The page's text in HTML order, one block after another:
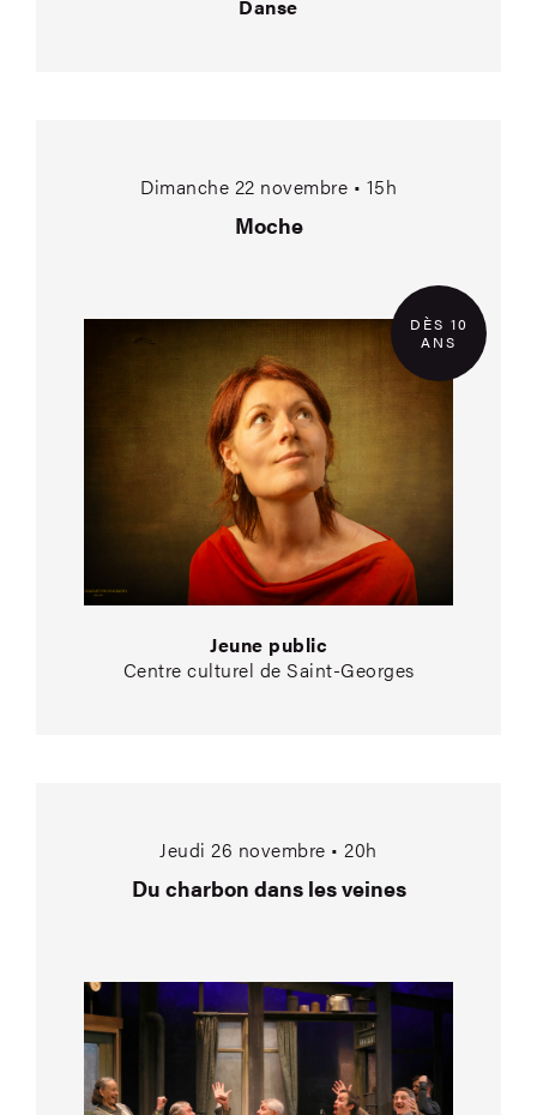
Danse
Dimanche 22 novembre • 15h
Moche
DÈS 10
ANS
Jeune public
Centre culturel de Saint-Georges
Jeudi 26 novembre • 20h
Du charbon dans les veines